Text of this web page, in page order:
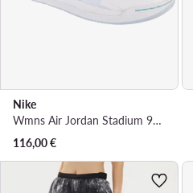
Nike
Wmns Air Jordan Stadium 90 · Scarpe da basket
116,00€